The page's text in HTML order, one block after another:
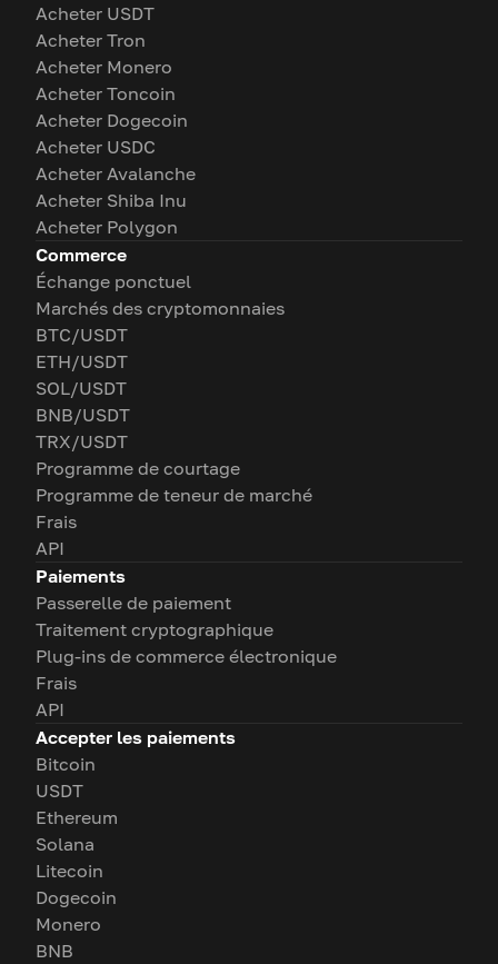
Acheter USDT
Acheter Tron
Acheter Monero
Acheter Toncoin
Acheter Dogecoin
Acheter USDC
Acheter Avalanche
Acheter Shiba Inu
Acheter Polygon
Commerce
Échange ponctuel
Marchés des cryptomonnaies
BTC/USDT
ETH/USDT
SOL/USDT
BNB/USDT
TRX/USDT
Programme de courtage
Programme de teneur de marché
Frais
API
Paiements
Passerelle de paiement
Traitement cryptographique
Plug-ins de commerce électronique
Frais
API
Accepter les paiements
Bitcoin
USDT
Ethereum
Solana
Litecoin
Dogecoin
Monero
BNB